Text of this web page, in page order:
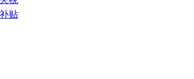
贴